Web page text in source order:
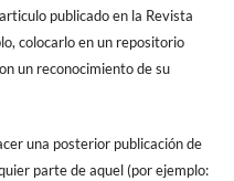
publicado en la Revista
colocarlo en un repositorio
un reconocimiento de su
una posterior publicación de
parte de aquel (por ejemplo: